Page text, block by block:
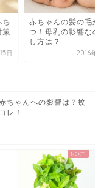
立
直
日
赤ちゃんがバンザイ
寝る6つの理由！ミ
はだめ？
2016年10
ちゃんへの影響は？蚊
レ！